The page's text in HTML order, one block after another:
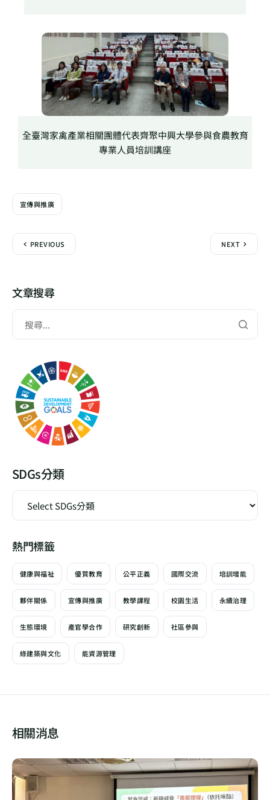
全臺灣家禽產業相關團體代表齊聚中興大學參與食農教育
專業人員培訓講座
宣傳與推廣
PREVIOUS NEXT
文章搜尋
SDGs分類
熱門標籤
健康與福祉 優質教育 公平正義 國際交流 培訓增能
夥伴關係 宣傳與推廣 教學課程 校園生活 永續治理
生態環境 產官學合作 研究創新 社區參與
綠建築與文化 能資源管理
相關消息